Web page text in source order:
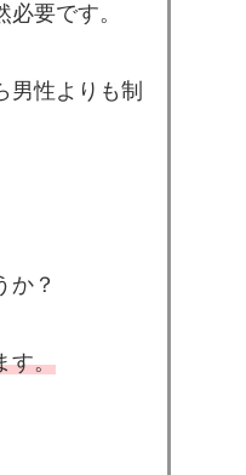
要です。
男性よりも制
か？
す。